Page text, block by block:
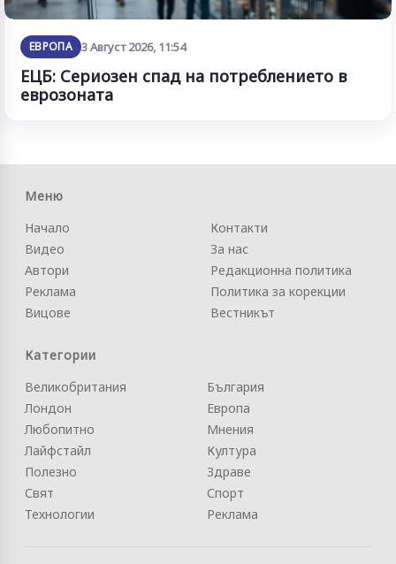
ЕВРОПА 3 Август 2026, 11:54
ЕЦБ: Сериозен спад на потреблението в
еврозоната
Меню
Начало
Видео
Автори
Реклама
Вицове
Контакти
За нас
Редакционна политика
Политика за корекции
Вестникът
Категории
Великобритания
Лондон
Любопитно
Лайфстайл
Полезно
Свят
Технологии
България
Европа
Мнения
Култура
Здраве
Спорт
Реклама